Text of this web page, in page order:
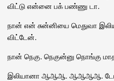
விட்டு என்னை பக் பண்ணு டா.
நான் என் சுன்னியை மெதுவா
விட்டேன்.
நான் நெகு. நெகுன்னு நொங்கு
இலியானா ஆஆஆ. ஆஆஆஆ. டேய்